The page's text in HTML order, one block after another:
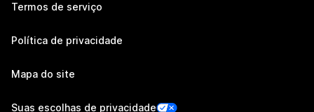
Termos de serviço
Política de privacidade
Mapa do site
Suas escolhas de privacidade